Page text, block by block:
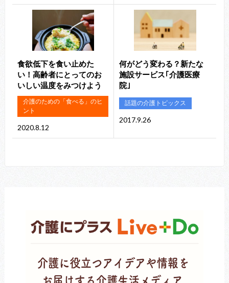
食欲低下を食い止めた
い！高齢者にとってのお
いしい温度をみつけよう
介護のための「食べる」のヒ
ント
2020.8.12
何がどう変わる？新たな
施設サービス｢介護医療
院｣
話題の介護トピックス
2017.9.26